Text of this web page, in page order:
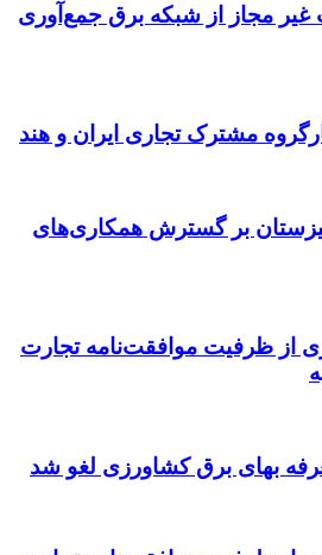
غیر مجاز از شبکه برق جمع‌آوری
مشترک تجاری ایران و هند
بر گسترش همکاری‌های
از ظرفیت موافقت‌نامه تجارت
بهای برق کشاورزی لغو شد